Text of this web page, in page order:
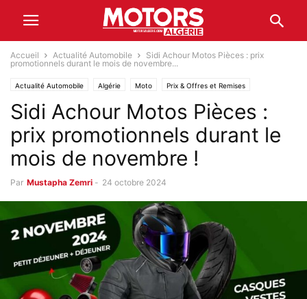
Accueil Actualité Automobile
Sidi Achour Motos Pièces : prix
promotionnels durant le mois de novembre...
Actualité Automobile Algérie Moto Prix & Offres et Remises
Sidi Achour Motos Pièces :
prix promotionnels durant le
mois de novembre !
Par Mustapha Zemri - 24 octobre 2024